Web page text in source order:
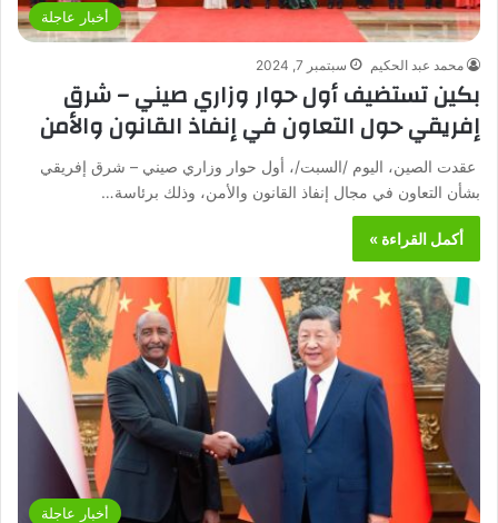
أخبار عاجلة
محمد عبد الحكيم سبتمبر 7, 2024
بكين تستضيف أول حوار وزاري صيني – شرق
إفريقي حول التعاون في إنفاذ القانون والأمن
عقدت الصين، اليوم /السبت/، أول حوار وزاري صيني – شرق إفريقي
بشأن التعاون في مجال إنفاذ القانون والأمن، وذلك برئاسة…
أكمل القراءة »
أخبار عاجلة